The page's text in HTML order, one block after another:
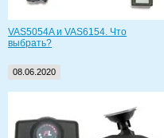
VAS5054A и VAS6154. Что
выбрать?
08.06.2020